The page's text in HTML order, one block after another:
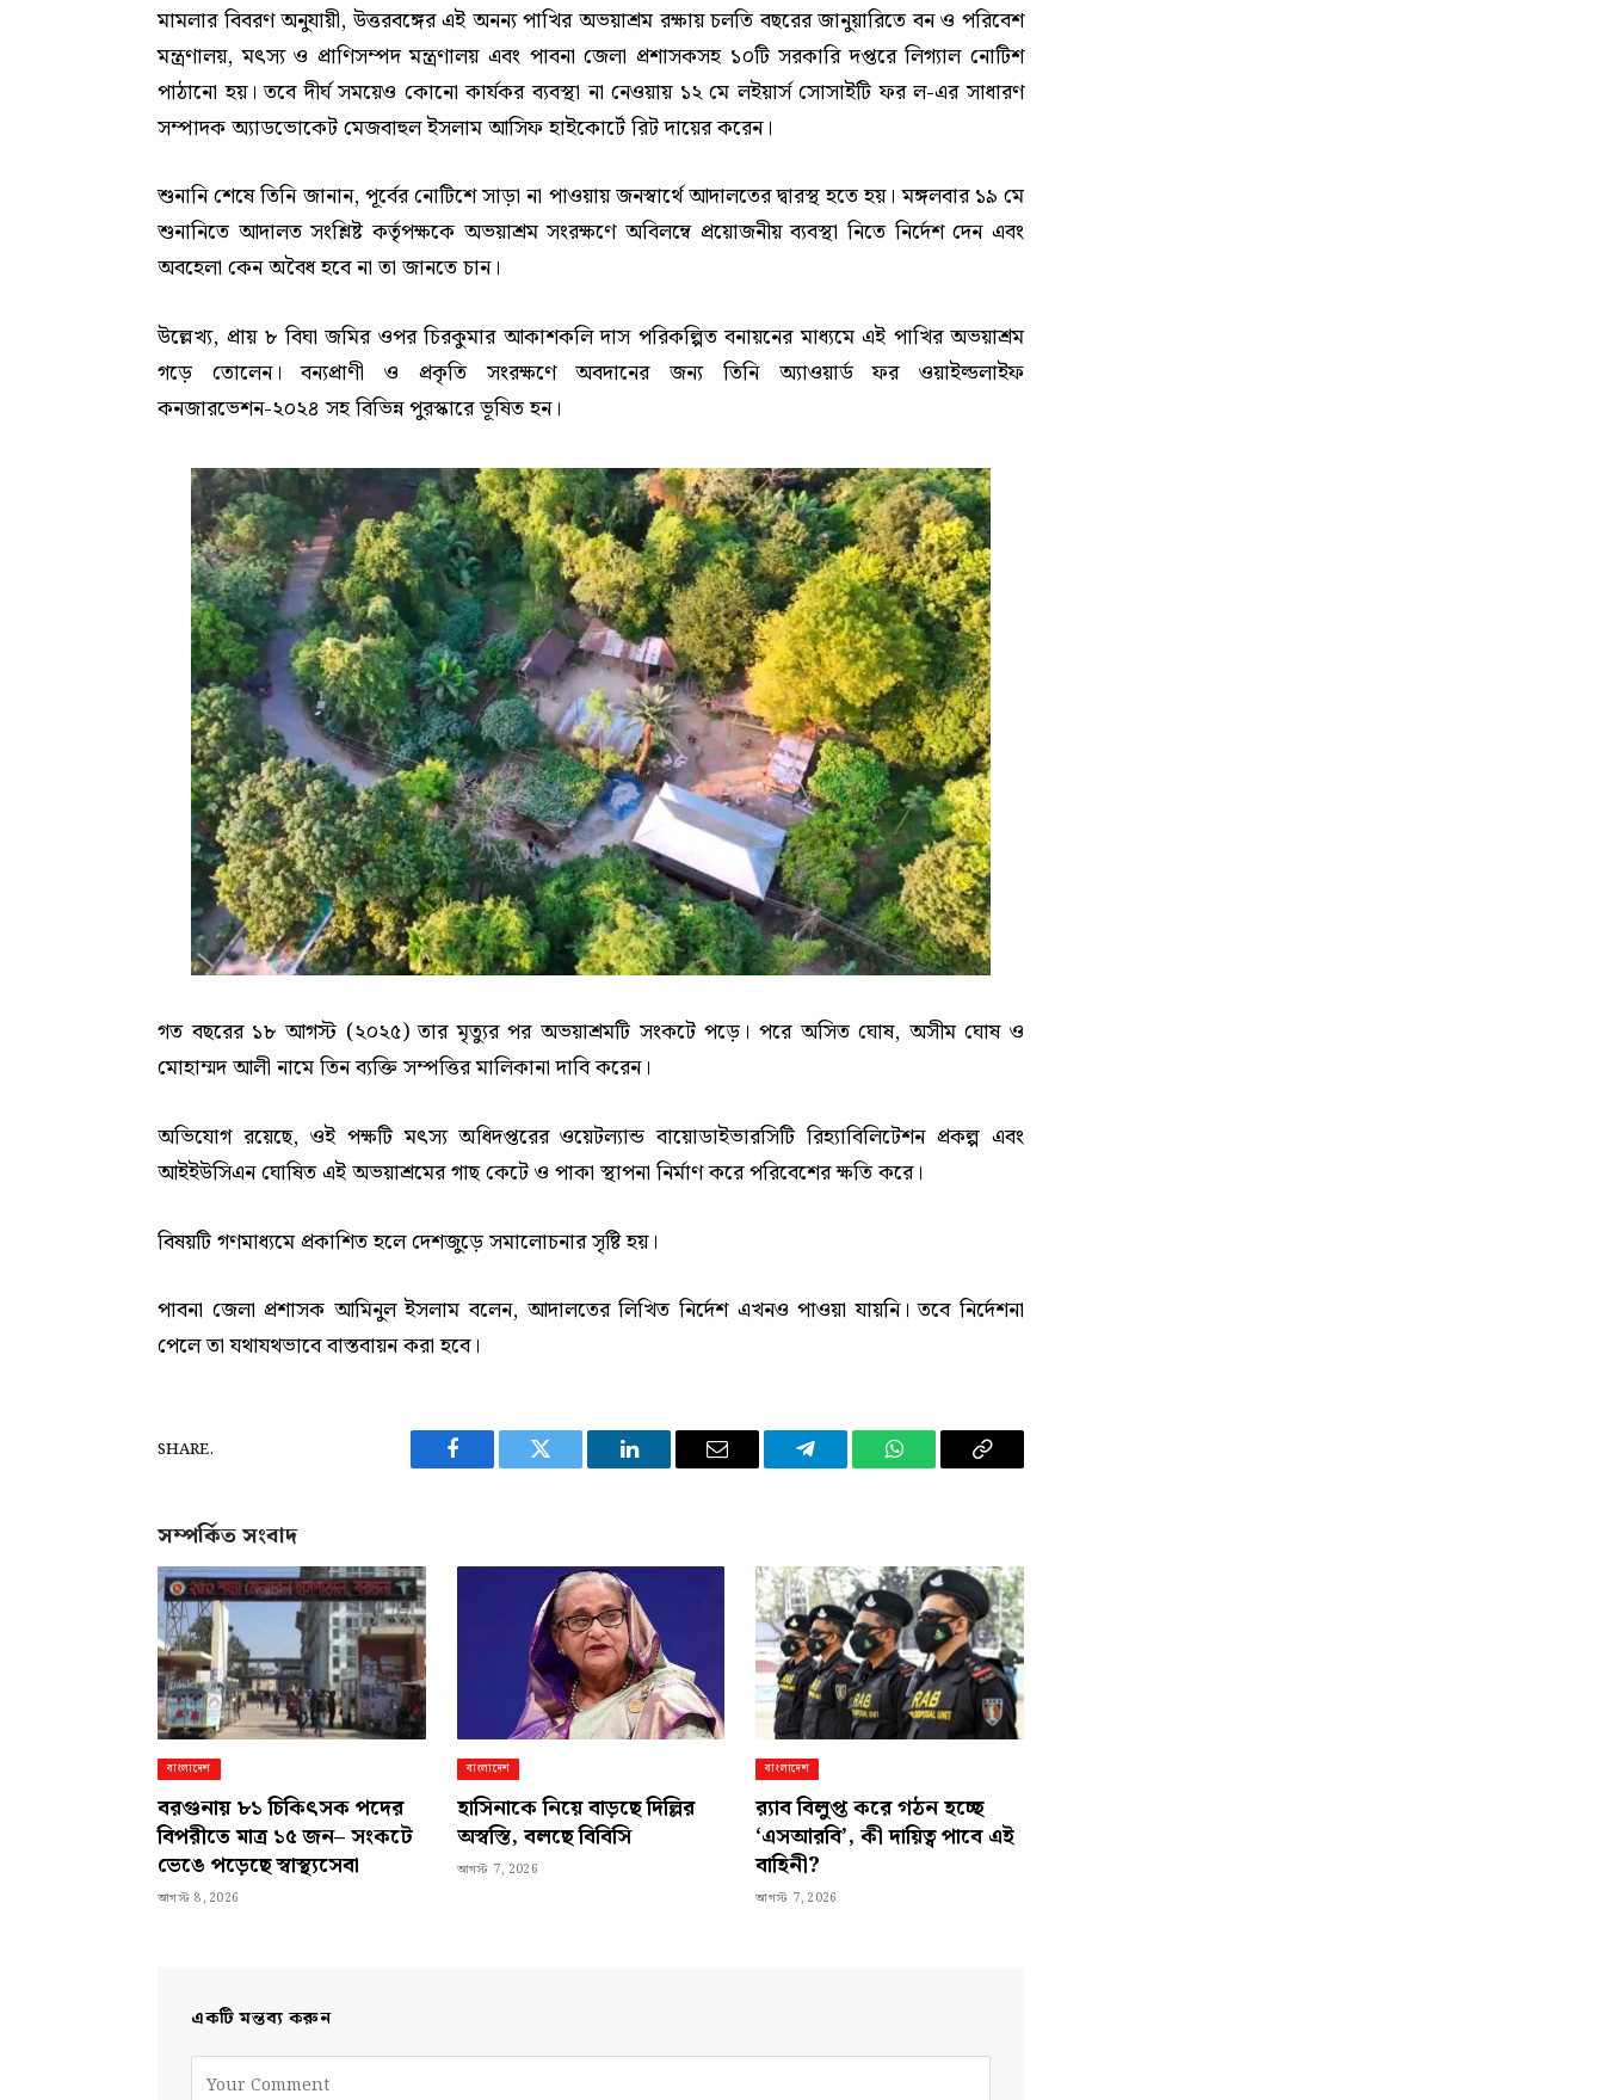
মামলার বিবরণ অনুযায়ী, উত্তরবঙ্গের এই অনন্য পাখির অভয়াশ্রম রক্ষায় চলতি বছরের জানুয়ারিতে বন ও পরিবেশ
মন্ত্রণালয়, মৎস্য ও প্রাণিসম্পদ মন্ত্রণালয় এবং পাবনা জেলা প্রশাসকসহ ১০টি সরকারি দপ্তরে লিগ্যাল নোটিশ
পাঠানো হয়। তবে দীর্ঘ সময়েও কোনো কার্যকর ব্যবস্থা না নেওয়ায় ১২ মে লইয়ার্স সোসাইটি ফর ল-এর সাধারণ
সম্পাদক অ্যাডভোকেট মেজবাহুল ইসলাম আসিফ হাইকোর্টে রিট দায়ের করেন।
শুনানি শেষে তিনি জানান, পূর্বের নোটিশে সাড়া না পাওয়ায় জনস্বার্থে আদালতের দ্বারস্থ হতে হয়। মঙ্গলবার ১৯ মে
শুনানিতে আদালত সংশ্লিষ্ট কর্তৃপক্ষকে অভয়াশ্রম সংরক্ষণে অবিলম্বে প্রয়োজনীয় ব্যবস্থা নিতে নির্দেশ দেন এবং
অবহেলা কেন অবৈধ হবে না তা জানতে চান।
উল্লেখ্য, প্রায় ৮ বিঘা জমির ওপর চিরকুমার আকাশকলি দাস পরিকল্পিত বনায়নের মাধ্যমে এই পাখির অভয়াশ্রম
গড়ে তোলেন। বন্যপ্রাণী ও প্রকৃতি সংরক্ষণে অবদানের জন্য তিনি অ্যাওয়ার্ড ফর ওয়াইল্ডলাইফ
কনজারভেশন-২০২৪ সহ বিভিন্ন পুরস্কারে ভূষিত হন।
গত বছরের ১৮ আগস্ট (২০২৫) তার মৃত্যুর পর অভয়াশ্রমটি সংকটে পড়ে। পরে অসিত ঘোষ, অসীম ঘোষ ও
মোহাম্মদ আলী নামে তিন ব্যক্তি সম্পত্তির মালিকানা দাবি করেন।
অভিযোগ রয়েছে, ওই পক্ষটি মৎস্য অধিদপ্তরের ওয়েটল্যান্ড বায়োডাইভারসিটি রিহ্যাবিলিটেশন প্রকল্প এবং
আইইউসিএন ঘোষিত এই অভয়াশ্রমের গাছ কেটে ও পাকা স্থাপনা নির্মাণ করে পরিবেশের ক্ষতি করে।
বিষয়টি গণমাধ্যমে প্রকাশিত হলে দেশজুড়ে সমালোচনার সৃষ্টি হয়।
পাবনা জেলা প্রশাসক আমিনুল ইসলাম বলেন, আদালতের লিখিত নির্দেশ এখনও পাওয়া যায়নি। তবে নির্দেশনা
পেলে তা যথাযথভাবে বাস্তবায়ন করা হবে।
SHARE.
Facebook Twitter LinkedIn Email Telegram WhatsAppCopy
সম্পর্কিত সংবাদ
বাংলাদেশ
বরগুনায় ৮১ চিকিৎসক পদের
বিপরীতে মাত্র ১৫ জন– সংকটে
ভেঙে পড়েছে স্বাস্থ্যসেবা
আগস্ট 8, 2026
বাংলাদেশ
হাসিনাকে নিয়ে বাড়ছে দিল্লির
অস্বস্তি, বলছে বিবিসি
আগস্ট 7, 2026
বাংলাদেশ
র‍্যাব বিলুপ্ত করে গঠন হচ্ছে
‘এসআরবি’, কী দায়িত্ব পাবে এই
বাহিনী?
আগস্ট 7, 2026
একটি মন্তব্য করুন